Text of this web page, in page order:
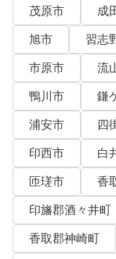
茂原市
成
旭市
習志
市原市
流
鴨川市
鎌
浦安市
四
印西市
白
匝瑳市
香
印旛郡酒々井町
香取郡神崎町